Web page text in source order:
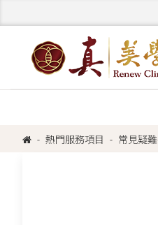
熱門服務項目 常見疑